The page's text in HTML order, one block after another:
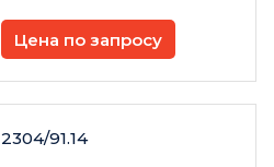
Цена по запросу
2304/91.14